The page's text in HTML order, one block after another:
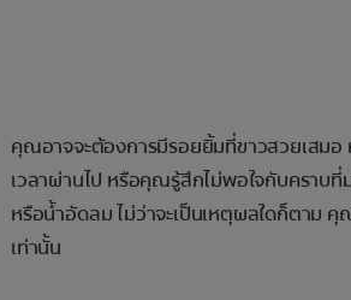
คุณอาจจะต้องการมีรอยยิ้มที่ขาวสวยเสม
เวลาผ่านไป หรือคุณรู้สึกไม่พอใจกับคราบที่
หรือน้ำอัดลม ไม่ว่าจะเป็นเหตุผลใดก็ตาม คุ
เท่านั้น